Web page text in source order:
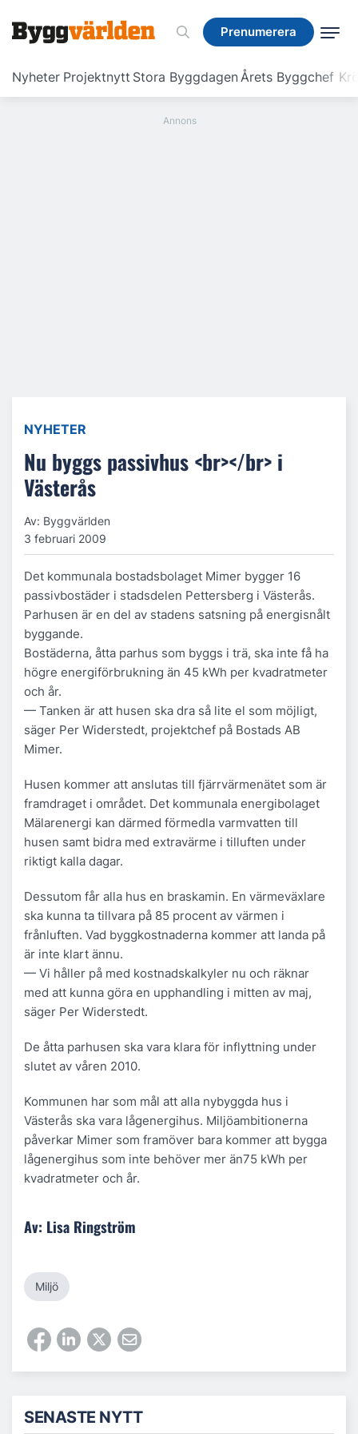
Prenumerera
Nyheter Projektnytt Stora ByggdagenÅrets Byggchef
Prenumerera
NYHETER
Nu byggs passivhus <br></br> i
Västerås
Av: Byggvärlden
3 februari 2009
Det kommunala bostadsbolaget Mimer bygger 16
passivbostäder i stadsdelen Pettersberg i Västerås.
Parhusen är en del av stadens satsning på energisnålt
byggande.
Bostäderna, åtta parhus som byggs i trä, ska inte få ha
högre energiförbrukning än 45 kWh per kvadratmeter
och år.
— Tanken är att husen ska dra så lite el som möjligt,
säger Per Widerstedt, projektchef på Bostads AB
Mimer.
Husen kommer att anslutas till fjärrvärmenätet som är
framdraget i området. Det kommunala energibolaget
Mälarenergi kan därmed förmedla varmvatten till
husen samt bidra med extravärme i tilluften under
riktigt kalla dagar.
Dessutom får alla hus en braskamin. En värmeväxlare
ska kunna ta tillvara på 85 procent av värmen i
frånluften. Vad byggkostnaderna kommer att landa på
är inte klart ännu.
— Vi håller på med kostnadskalkyler nu och räknar
med att kunna göra en upphandling i mitten av maj,
säger Per Widerstedt.
De åtta parhusen ska vara klara för inflyttning under
slutet av våren 2010.
Kommunen har som mål att alla nybyggda hus i
Västerås ska vara lågenergihus. Miljöambitionerna
påverkar Mimer som framöver bara kommer att bygga
lågenergihus som inte behöver mer än75 kWh per
kvadratmeter och år.
Av: Lisa Ringström
Miljö
SENASTE NYTT